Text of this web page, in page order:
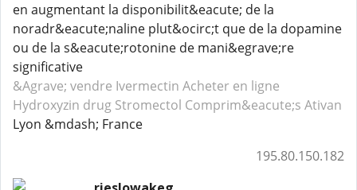
en augmentant la disponibilit&eacute; de la
noradr&eacute;naline plut&ocirc;t que de la dopamine
ou de la s&eacute;rotonine de mani&egrave;re
significative
&Agrave; vendre Ivermectin Acheter en ligne
Hydroxyzin drug Stromectol Comprim&eacute;s Ativan
Lyon &mdash; France
195.80.150.182